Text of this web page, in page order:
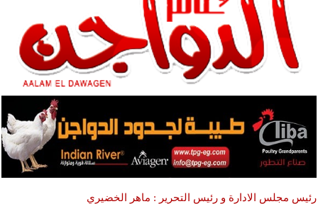
رئيس مجلس الادارة و رئيس التحرير : ماهر الخضيري